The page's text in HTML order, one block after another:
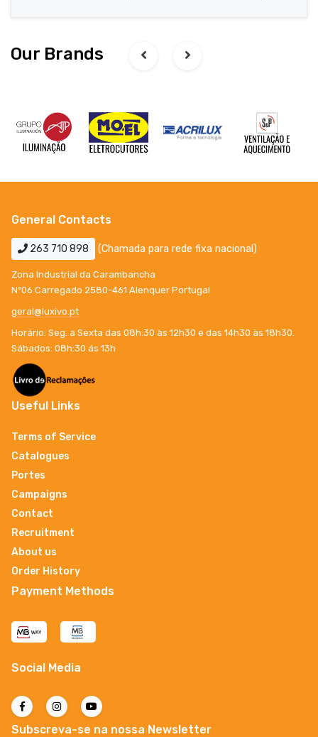
Our Brands
General Contacts
263 710 898 (Chamada para rede fixa nacional)
Zona Industrial da Carambancha
Nº06 Carregado 2580-461 Alenquer Portugal
geral@luxivo.pt
Horário: Seg. a Sexta das 08h:30 às 12h30 e das 14h30 às 18h30.
Sábados: 08h:30 ás 13h
Useful Links
Terms of Service
Catalogues
Portes
Campaigns
Contact
Recruitment
About us
Order History
Payment Methods
Social Media
Subscreva-se na nossa Newsletter